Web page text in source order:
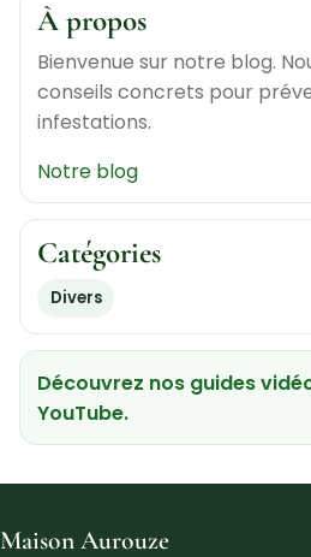
En résumé : agir tôt, agir
À propos
Bienvenue sur notre blog.
conseils concrets pour
infestations.
Notre blog
Catégories
Divers
Découvrez nos guides
YouTube.
Maison Aurouze